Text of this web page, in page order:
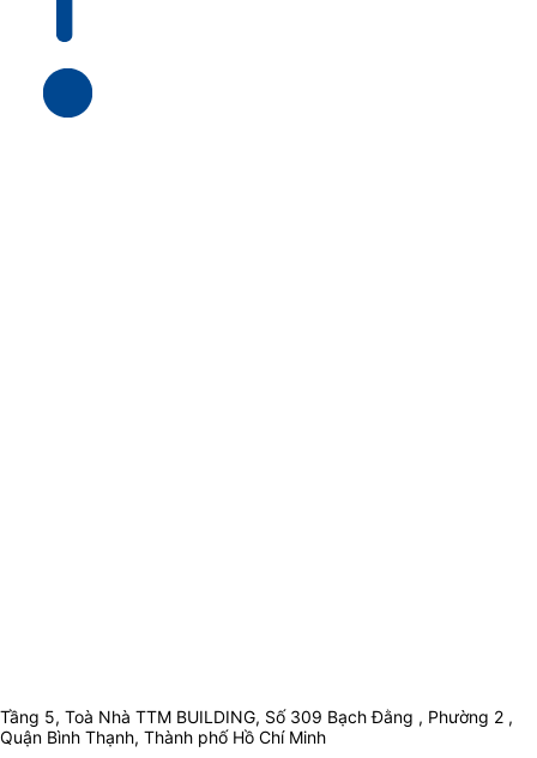
Tầng 5, Toà Nhà TTM BUILDING, Số 309 Bạch Đằng , Phường 2 ,
Quận Bình Thạnh, Thành phố Hồ Chí Minh